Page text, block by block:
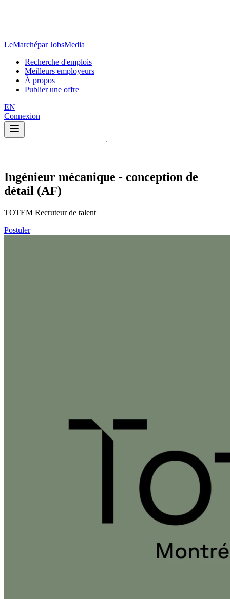
LeMarchépar JobsMedia
Recherche d'emplois
Meilleurs employeurs
À propos
Publier une offre
EN
Connexion
Ingénieur mécanique - conception de
détail (AF)
TOTEM Recruteur de talent
Postuler